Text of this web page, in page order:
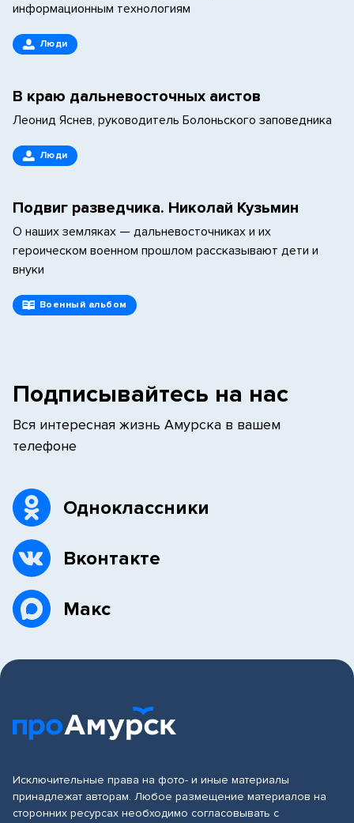
информационным технологиям
Люди
В краю дальневосточных аистов
Леонид Яснев, руководитель Болоньского заповедника
Люди
Подвиг разведчика. Николай Кузьмин
О наших земляках — дальневосточниках и их
героическом военном прошлом рассказывают дети и
внуки
Военный альбом
Подписывайтесь на нас
Вся интересная жизнь Амурска в вашем
телефоне
Одноклассники
Вконтакте
Макс
Исключительные права на фото- и иные материалы
принадлежат авторам. Любое размещение материалов на
сторонних ресурсах необходимо согласовывать с